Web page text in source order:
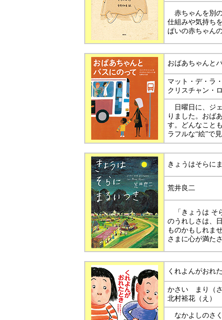
赤ちゃんを別
仕組みや気持ち
ぱいの赤ちゃん
おばあちゃんと
マット・デ・ラ
クリスチャン・
日曜日に、ジ
りました。おば
す。どんなこと
ラフルな“絵”で
きょうはそらに
荒井良二
「きょうは そ
のうれしさは、
ものかもしれま
さまに心が満た
くれよんがおれ
かさい まり（
北村裕花（え）
なかよしのさ